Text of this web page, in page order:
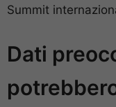
Summit
Dati